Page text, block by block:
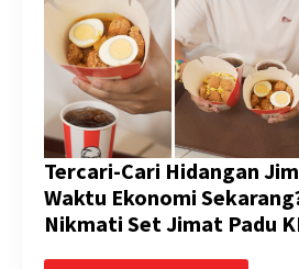
Tercari-Cari Hidangan
Waktu Ekonomi
Nikmati Set Jimat Padu